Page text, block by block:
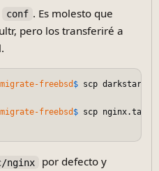
conf . Es molesto que
pero los transferiré a
freebsd $ scp darkstar
freebsd $ scp
nginx
por defecto y